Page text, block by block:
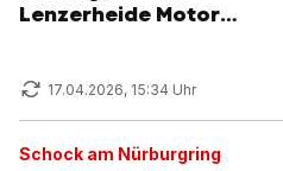
Lenzerheide Motor
17.04.2026, 15:34 Uhr
Schock am Nürburgring